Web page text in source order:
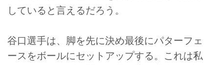
していると言えるだろう。
谷口選手は、脚を先に決め最後にパターフェ
ースをボールにセットアップする。これは私